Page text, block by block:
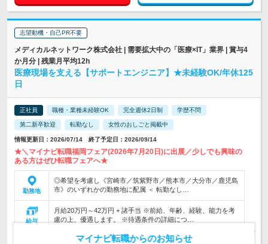
志望動機・自己PR不要
メディカルネットワーク株式会社 | 需要拡大中の「医療×IT」業界 | 賞与4
か月分 | 残業月平均12h
医療現場を支える【サポートエンジニア】★未経験OK/年休125
日
正社員 職種・業種未経験OK 完全週休2日制 学歴不問
第二新卒歓迎 転勤なし 女性のおしごと掲載中
情報更新日：2026/07/14 終了予定日：2026/09/14
★＼マイナビ転職福岡フェア(2026年7月20日)に出展／少しでも興味の
ある方はぜひ転職フェアへ★
勤務地
◎希望を考慮し《宮崎市／筑紫野市／熊本市／大分市／鹿児島
市》のいずれかの勤務地に配属 ＜ 転勤なし…
給与
月給20万円～42万円 + 諸手当 ※前給、年齢、経験、能力を考
慮の上、優遇します。 ※待遇条件の詳細につ…
＜医療・ITの知識がなくても活躍できます＞医療機関で使われ
マイナビ転職からのお知らせ